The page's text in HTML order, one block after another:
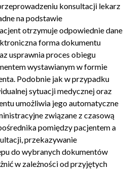
konsultacji lekarz
na podstawie
otrzymuje odpowiednie dane
forma dokumentu
usprawnia proces obiegu
wystawianym w formie
Podobnie jak w przypadku
sytuacji medycznej oraz
umożliwia jego automatyczne
związane z czasową
pomiędzy pacjentem a
przekazywanie
do wybranych dokumentów
w zależności od przyjętych